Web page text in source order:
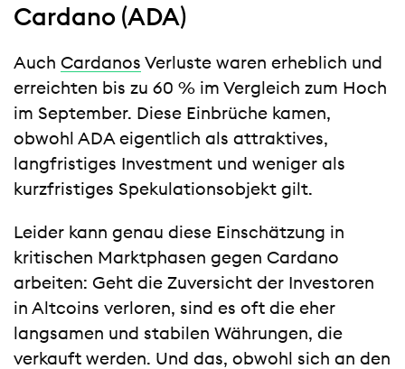
Cardano (ADA)
Auch Cardanos Verluste waren erheblich und
erreichten bis zu 60 % im Vergleich zum Hoch
im September. Diese Einbrüche kamen,
obwohl ADA eigentlich als attraktives,
langfristiges Investment und weniger als
kurzfristiges Spekulationsobjekt gilt.
Leider kann genau diese Einschätzung in
kritischen Marktphasen gegen Cardano
arbeiten: Geht die Zuversicht der Investoren
in Altcoins verloren, sind es oft die eher
langsamen und stabilen Währungen, die
verkauft werden. Und das, obwohl sich an den